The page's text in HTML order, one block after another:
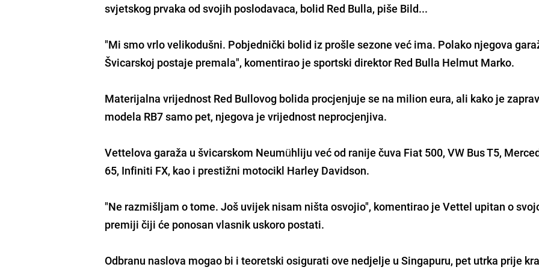
svjetskog prvaka od svojih poslodavaca, bolid Red Bulla, piše Bild...
"Mi smo vrlo velikodušni. Pobjednički bolid iz prošle sezone već ima. Polako njegova
Švicarskoj postaje premala", komentirao je sportski direktor Red Bulla Helmut Marko.
Materijalna vrijednost Red Bullovog bolida procjenjuje se na milion eura, ali kako je
modela RB7 samo pet, njegova je vrijednost neprocjenjiva.
Vettelova garaža u švicarskom Neumühliju već od ranije čuva Fiat 500, VW Bus T5,
65, Infiniti FX, kao i prestižni motocikl Harley Davidson.
"Ne razmišljam o tome. Još uvijek nisam ništa osvojio", komentirao je Vettel upitan o
premiji čiji će ponosan vlasnik uskoro postati.
Odbranu naslova mogao bi i teoretski osigurati ove nedjelje u Singapuru, pet utrka prije